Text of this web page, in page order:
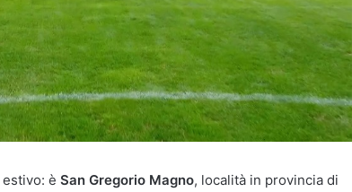
estivo: è San Gregorio Magno, località in provincia di